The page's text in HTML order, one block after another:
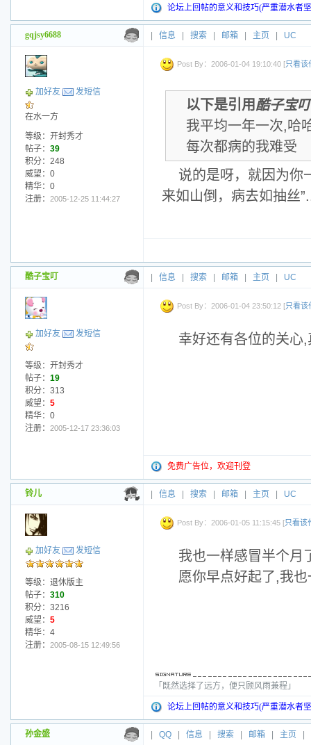
论坛上回帖的意义和技巧(严重潜水者
gqjsy6688 信息 搜索 邮箱 主页 UC
加好友 发短信
在水一方
等级：开封秀才
帖子： 39
积分：248
威望：0
精华：0
注册： 2005-12-25 11:44:27
Post By：2006-01-04 19:10:40 [只看该
以下是引用酷子宝叮
我平均一年一次,哈
每次都病的我难受
说的是呀，就因为你
来如山倒，病去如抽丝
酷子宝叮 信息 搜索 邮箱 主页 UC
加好友 发短信
等级：开封秀才
帖子： 19
积分：313
威望： 5
精华：0
注册： 2005-12-17 23:36:03
Post By：2006-01-04 23:50:12 [只看该
幸好还有各位的关心
免费广告位，欢迎刊登
铃儿 信息 搜索 邮箱 主页 UC
加好友 发短信
等级：退休版主
帖子： 310
积分：3216
威望： 5
精华：4
注册： 2005-08-15 12:49:56
Post By：2006-01-05 11:15:45 [只看该
我也一样感冒半个月
愿你早点好起了,我
「既然选择了远方，便只顾风雨兼程」
论坛上回帖的意义和技巧(严重潜水者
孙金盛 QQ 信息 搜索 邮箱 主页